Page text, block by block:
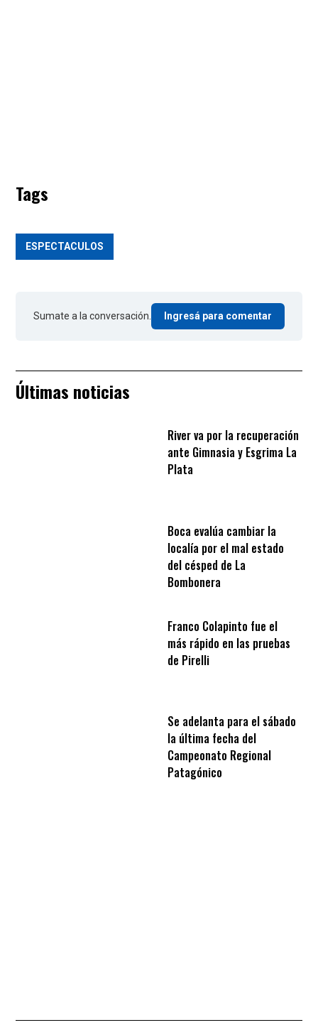
Tags
ESPECTACULOS
Sumate a la conversación. Ingresá para comentar
Últimas noticias
River va por la recuperación
ante Gimnasia y Esgrima La
Plata
Boca evalúa cambiar la
localía por el mal estado
del césped de La
Bombonera
Franco Colapinto fue el
más rápido en las pruebas
de Pirelli
Se adelanta para el sábado
la última fecha del
Campeonato Regional
Patagónico